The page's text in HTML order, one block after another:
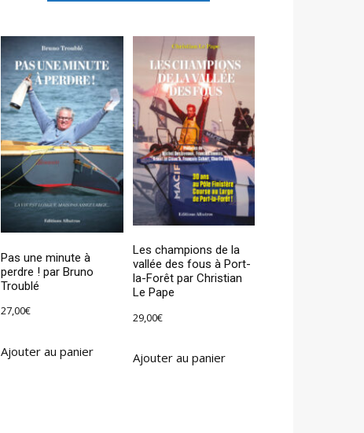
Pas une minute à
perdre ! par Bruno
Troublé
27,00€
Ajouter au panier
Les champions de la
vallée des fous à Port-
la-Forêt par Christian
Le Pape
29,00€
Ajouter au panier